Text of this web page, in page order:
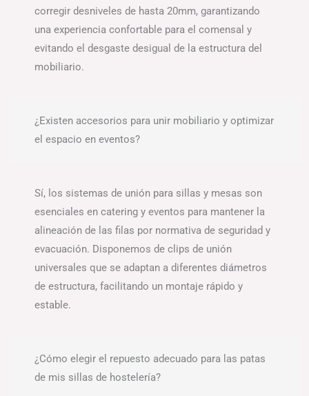
corregir desniveles de hasta 20mm, garantizando
una experiencia confortable para el comensal y
evitando el desgaste desigual de la estructura del
mobiliario.
¿Existen accesorios para unir mobiliario y optimizar
el espacio en eventos?
Sí, los sistemas de unión para sillas y mesas son
esenciales en catering y eventos para mantener la
alineación de las filas por normativa de seguridad y
evacuación. Disponemos de clips de unión
universales que se adaptan a diferentes diámetros
de estructura, facilitando un montaje rápido y
estable.
¿Cómo elegir el repuesto adecuado para las patas
de mis sillas de hostelería?